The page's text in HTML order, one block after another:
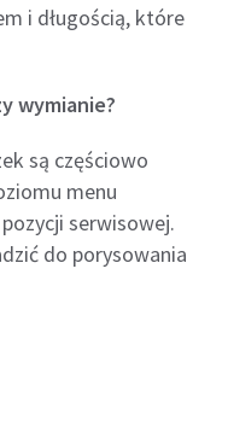
i długością, które
wymianie?
są częściowo
menu
serwisowej.
do porysowania